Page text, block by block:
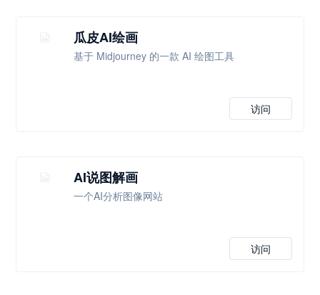
瓜皮AI绘画
基于 Midjourney 的一款 AI 绘图工具
访问
AI说图解画
一个AI分析图像网站
访问